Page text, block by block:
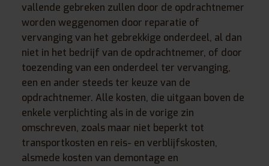
vallende gebreken zullen door de opdrachtnemer
worden weggenomen door reparatie of
vervanging van het gebrekkige onderdeel, al dan
niet in het bedrijf van de opdrachtnemer, of door
toezending van een onderdeel ter vervanging,
een en ander steeds ter keuze van de
opdrachtnemer. Alle kosten, die uitgaan boven de
enkele verplichting als in de vorige zin
omschreven, zoals maar niet beperkt tot
transportkosten en reis- en verblijfskosten,
alsmede kosten van demontage en